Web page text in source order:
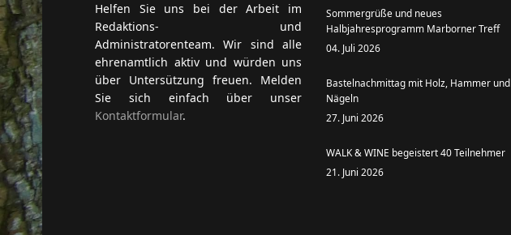
Helfen Sie uns bei der Arbeit im
Redaktions- und
Administratorenteam. Wir sind alle
ehrenamtlich aktiv und würden uns
über Untersützung freuen. Melden
Sie sich einfach über unser
Kontaktformular.
Sommergrüße und neues
Halbjahresprogramm Marborner Treff
04. Juli 2026
Bastelnachmittag mit Holz, Hammer und
Nägeln
27. Juni 2026
WALK & WINE begeistert 40 Teilnehmer
21. Juni 2026